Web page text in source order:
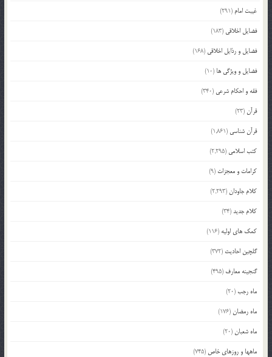
غیبت امام (291)
فضایل اخلاقی (183)
فضایل و رذایل اخلاقی (168)
فضایل و ویژگی ها (10)
فقه و احکام شرعی (340)
قرآن(23)
قرآن شناسی (1,861)
کتب اسلامی (2,295)
کرامات و معجزات (9)
کلام جاودان(2,293)
کلام جدید(34)
کمک های اولیه (116)
گلچین احادیث (372)
گنجینه معارف (495)
ماه رجب(20)
ماه رمضان(176)
ماه شعبان(20)
ماهها و روزهای خاص (745)